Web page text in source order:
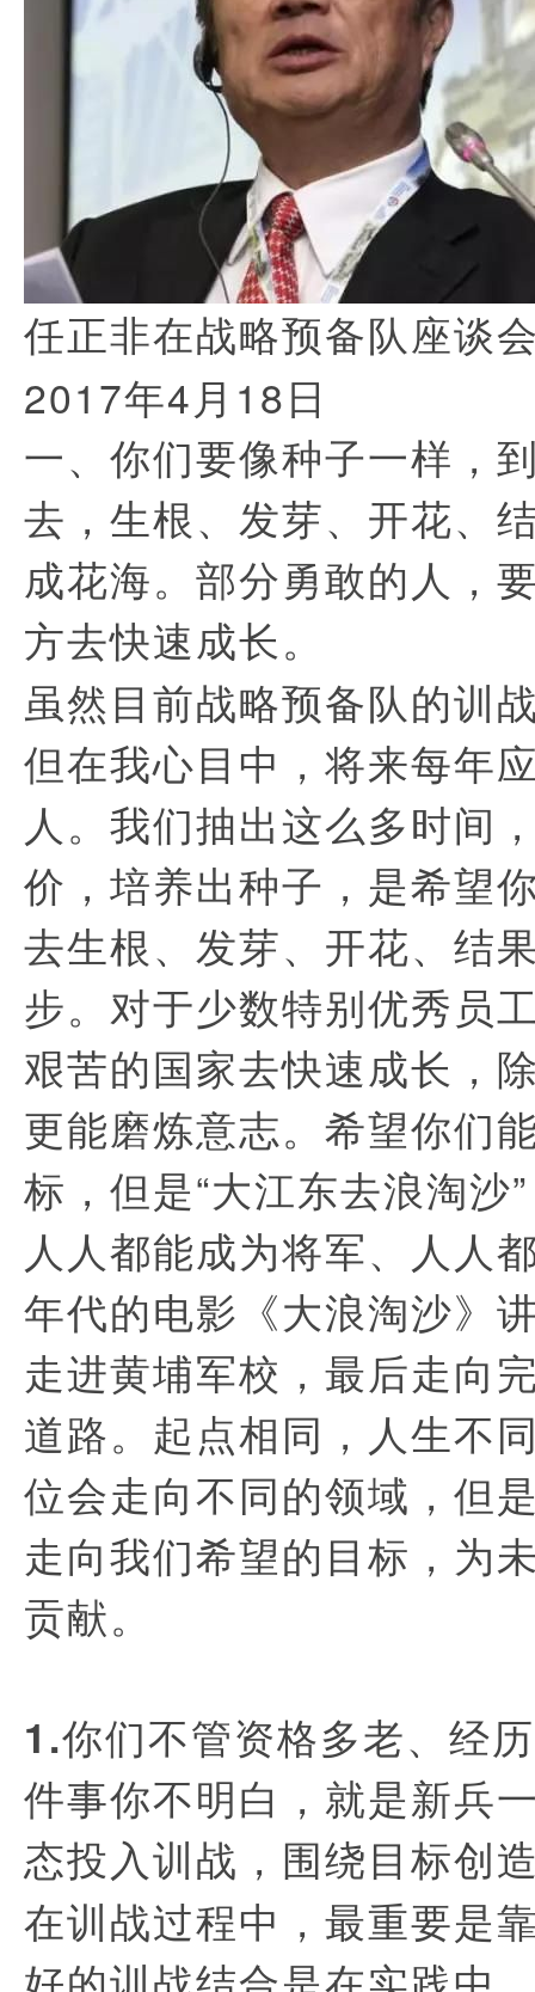
任正非在战略预备队座谈
2017年4月18日
一、你们要像种子一样，
去，生根、发芽、开花、
成花海。部分勇敢的人，
方去快速成长。
虽然目前战略预备队的训
但在我心目中，将来每年
人。我们抽出这么多时间
价，培养出种子，是希望
去生根、发芽、开花、结
步。对于少数特别优秀员
艰苦的国家去快速成长，
更能磨炼意志。希望你们
标，但是“大江东去浪淘沙
人人都能成为将军、人人
年代的电影《大浪淘沙》
走进黄埔军校，最后走向
道路。起点相同，人生不
位会走向不同的领域，但
走向我们希望的目标，为
贡献。
1.你们不管资格多老、经
件事你不明白，就是新兵
态投入训战，围绕目标创
在训战过程中，最重要是